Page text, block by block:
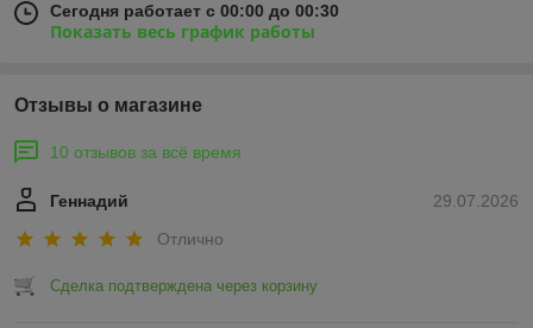
Сегодня работает с 00:00 до 00:30
Показать весь график работы
Отзывы о магазине
10 отзывов за всё время
29.07.2026
Геннадий
Отлично
Сделка подтверждена через корзину